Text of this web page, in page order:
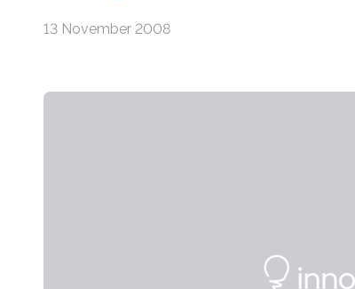
13 November 2008